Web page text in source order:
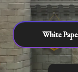
White